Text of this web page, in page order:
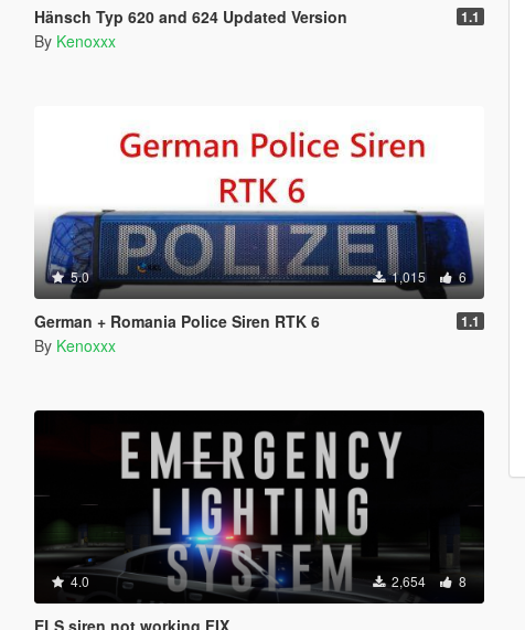
Hänsch Typ 620 and 624 Updated Version 1.1
By Kenoxxx
5.0 1,015 6
German + Romania Police Siren RTK 6 1.1
By Kenoxxx
4.0 2,654 8
ELS siren not working FIX